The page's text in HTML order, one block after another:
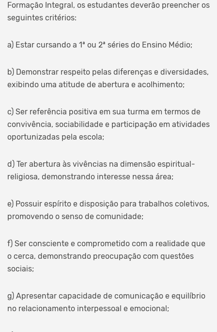
Formação Integral, os estudantes deverão preencher os
seguintes critérios:
a) Estar cursando a 1ª ou 2ª séries do Ensino Médio;
b) Demonstrar respeito pelas diferenças e diversidades,
exibindo uma atitude de abertura e acolhimento;
c) Ser referência positiva em sua turma em termos de
convivência, sociabilidade e participação em atividades
oportunizadas pela escola;
d) Ter abertura às vivências na dimensão espiritual-
religiosa, demonstrando interesse nessa área;
e) Possuir espírito e disposição para trabalhos coletivos,
promovendo o senso de comunidade;
f) Ser consciente e comprometido com a realidade que
o cerca, demonstrando preocupação com questões
sociais;
g) Apresentar capacidade de comunicação e equilíbrio
no relacionamento interpessoal e emocional;